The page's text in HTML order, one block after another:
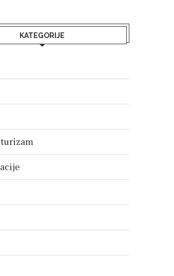
KATEGORIJE